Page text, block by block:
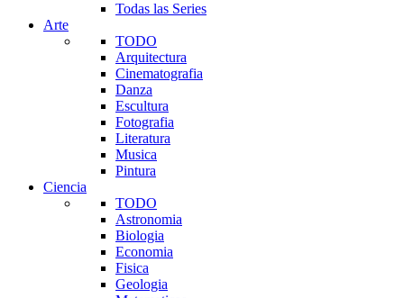
Todas las Series
Arte
TODO
Arquitectura
Cinematografia
Danza
Escultura
Fotografia
Literatura
Musica
Pintura
Ciencia
TODO
Astronomia
Biologia
Economia
Fisica
Geologia